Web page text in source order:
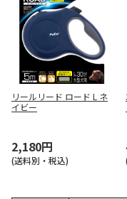
リールリード ロード L ネ
イビー
2,180円
(送料別・税込)